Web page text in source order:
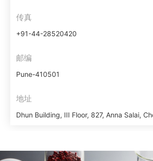
传真
+91-44-28520420
邮编
Pune-410501
地址
Dhun Building, III Floor, 827, Anna Salai,